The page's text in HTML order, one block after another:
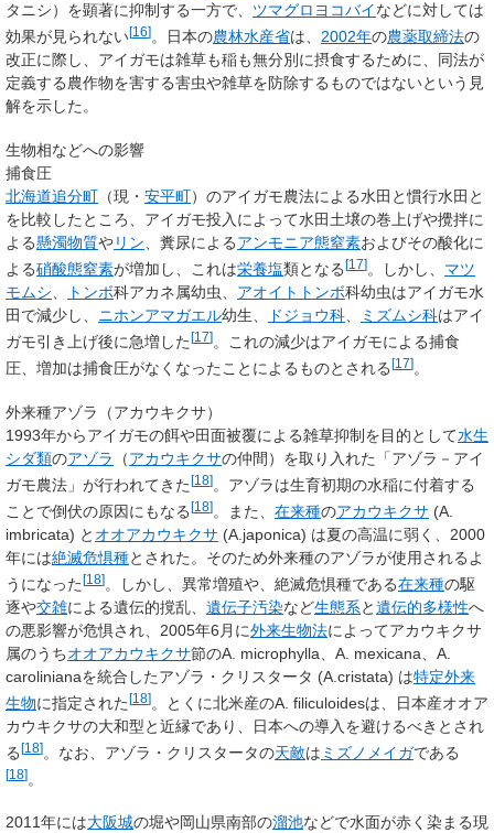
タニシ）を顕著に抑制する一方で、 ツマグロヨコバイなどに対しては
効果が見られない[16]。日本の農林水産省は、 2002年の農薬取締法の
改正に際し、アイガモは雑草も稲も無分別に摂食するために、同法が
定義する農作物を害する害虫や雑草を防除するものではないという見
解を示した。
生物相などへの影響
捕食圧
北海道追分町 （現・ 安平町）のアイガモ農法による水田と慣行水田と
を比較したところ、アイガモ投入によって水田土壌の巻上げや攪拌に
よる懸濁物質やリン 、糞尿によるアンモニア態窒素およびその酸化に
よる硝酸態窒素が増加し、これは栄養塩類となる[17]。しかし、 マツ
モムシ
トンボ科アカネ属幼虫、 アオイトトンボ科幼虫はアイガモ水
田で減少し、 ニホンアマガエル幼生、 ドジョウ科 ミズムシ科はアイ
ガモ引き上げ後に急増した[17]。これの減少はアイガモによる捕食
圧、増加は捕食圧がなくなったことによるものとされる[17]。
外来種アゾラ（アカウキクサ）
1993年からアイガモの餌や田面被覆による雑草抑制を目的として水生
シダ類のアゾラ （アカウキクサの仲間）を取り入れた「アゾラ－アイ
ガモ農法」が行われてきた[18]。アゾラは生育初期の水稲に付着する
ことで倒伏の原因にもなる[18]。また、 在来種のアカウキクサ (A.
imbricata) と オオアカウキクサ (A.japonica) は夏の高温に弱く、2000
年には絶滅危惧種とされた。そのため外来種のアゾラが使用されるよ
うになった[18]。しかし、異常増殖や、絶滅危惧種である在来種の駆
逐や交雑による遺伝的撹乱、 遺伝子汚染など生態系と遺伝的多様性へ
の悪影響が危惧され、2005年6月に外来生物法によってアカウキクサ
属のうちオオアカウキクサ節のA. microphylla、A. mexicana、A.
carolinianaを統合したアゾラ・クリスタータ (A.cristata) は特定外来
生物に指定された[18]。とくに北米産のA. filiculoidesは、日本産オオア
カウキクサの大和型と近縁であり、日本への導入を避けるべきとされ
る[18]。なお、アゾラ・クリスタータの天敵は ミズノメイガである
[18]。
2011年には大阪城の堀や岡山県南部の溜池などで水面が赤く染まる現